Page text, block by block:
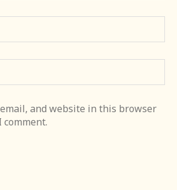
email, and website in this browser